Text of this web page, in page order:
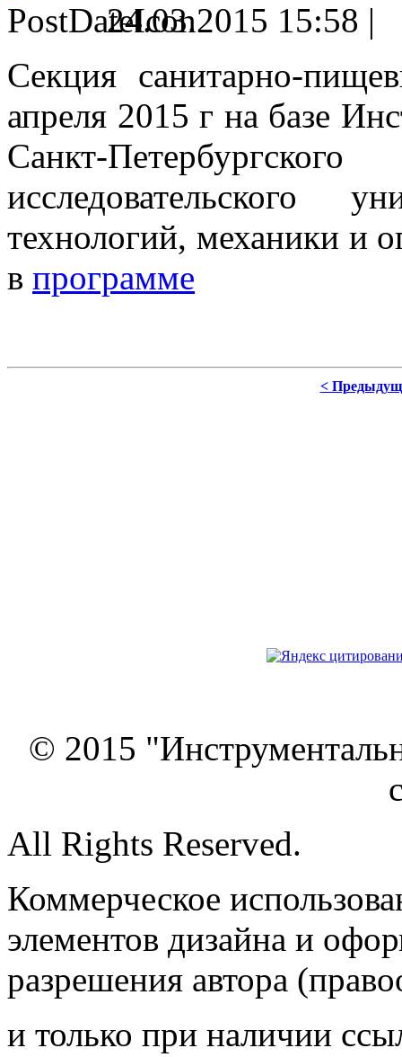
24.03.2015 15:58 |
Секция санитарно-
апреля 2015 г на базе
Санкт-
исследовательского
технологий, механики и
в программе
<
© 2015
All Rights Reserved.
Коммерческое
элементов дизайна и
разрешения автора
и только при наличии